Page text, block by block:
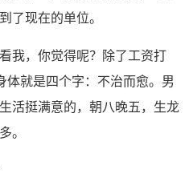
了现在的单位。
我，你觉得呢？除了工资打
体就是四个字：不治而愈。男
活挺满意的，朝八晚五，生龙
。